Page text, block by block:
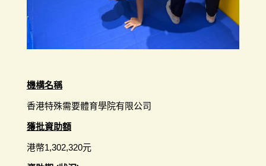
機構名稱
香港特殊需要體育學院有限公司
獲批資助額
港幣1,302,320元